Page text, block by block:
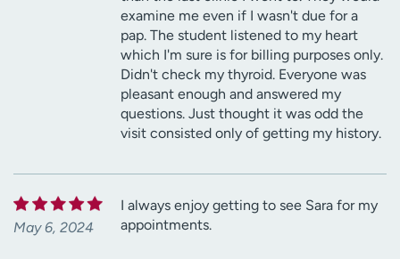
examine me even if I wasn't due for a
pap. The student listened to my heart
which I'm sure is for billing purposes only.
Didn't check my thyroid. Everyone was
pleasant enough and answered my
questions. Just thought it was odd the
visit consisted only of getting my history.
May 6, 2024
I always enjoy getting to see Sara for my
appointments.